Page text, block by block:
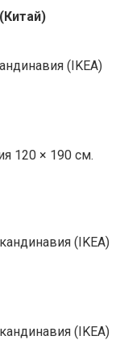
(IKEA)
120 × 190 см.
(IKEA)
(IKEA)